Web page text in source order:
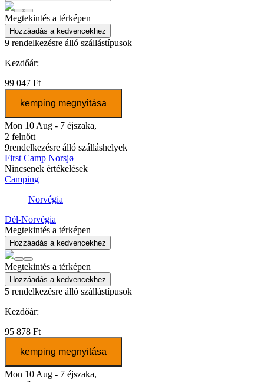
Megtekintés a térképen
Hozzáadás a kedvencekhez
9 rendelkezésre álló szállástípusok
Kezdőár:
99 047 Ft
kemping megnyitása
Mon 10 Aug - 7 éjszaka,
2 felnőtt
9rendelkezésre álló szálláshelyek
First Camp Norsjø
Nincsenek értékelések
Camping
Norvégia
Dél-Norvégia
Megtekintés a térképen
Hozzáadás a kedvencekhez
Megtekintés a térképen
Hozzáadás a kedvencekhez
5 rendelkezésre álló szállástípusok
Kezdőár:
95 878 Ft
kemping megnyitása
Mon 10 Aug - 7 éjszaka,